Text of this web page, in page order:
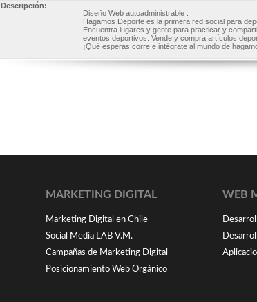
Descripción:
Diseño Web autoadministrable .
Hagamos Deporte es la primera red social para
Encuentra lugares y gente para practicar y
eventos deportivos. Vende y compra artículos
¡Qué esperas corre e intégrate al mundo de
MARKETING DIGITAL
Marketing Digital en Chile
Social Media LAB V.M.
Campañas de Marketing Digital
Posicionamiento Web Orgánico
WEB